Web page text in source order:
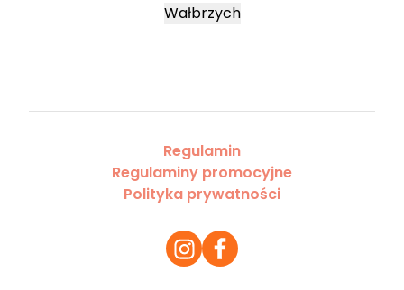
Wałbrzych
Regulamin
Regulaminy promocyjne
Polityka prywatności